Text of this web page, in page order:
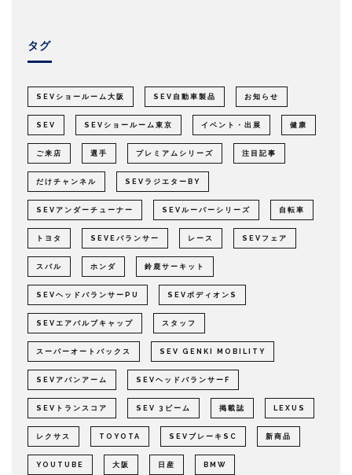
タグ
SEVショールーム大阪 SEV自動車製品 お知らせ
SEV SEVショールーム東京 イベント・出展 健康
ご来店 選手 プレミアムシリーズ 注目記事
だけチャンネル SEVラジエターBY
SEVアンダーチューナー SEVルーパーシリーズ 自転車
トヨタ SEVEバランサー レース SEVフェア
スバル ホンダ 鈴鹿サーキット
SEVヘッドバランサーPU SEVボディオンS
SEVエアバルブキャップ スタッフ
スーパーオートバックス SEV GENKI MOBILITY
SEVアバンアーム SEVヘッドバランサーF
SEVトランスコア SEV 3ビーム 掲載誌 LEXUS
レクサス TOYOTA SEVブレーキSC 新商品
YOUTUBE 大阪 日産 BMW